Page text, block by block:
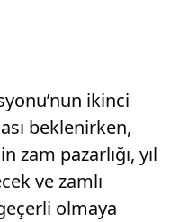
ikinci
beklenirken,
zam pazarlığı, yıl
ve zamlı
olmaya